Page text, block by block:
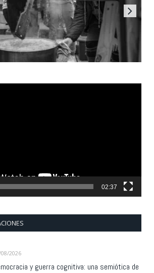
02:37
2026
y guerra cognitiva: una semiótica de